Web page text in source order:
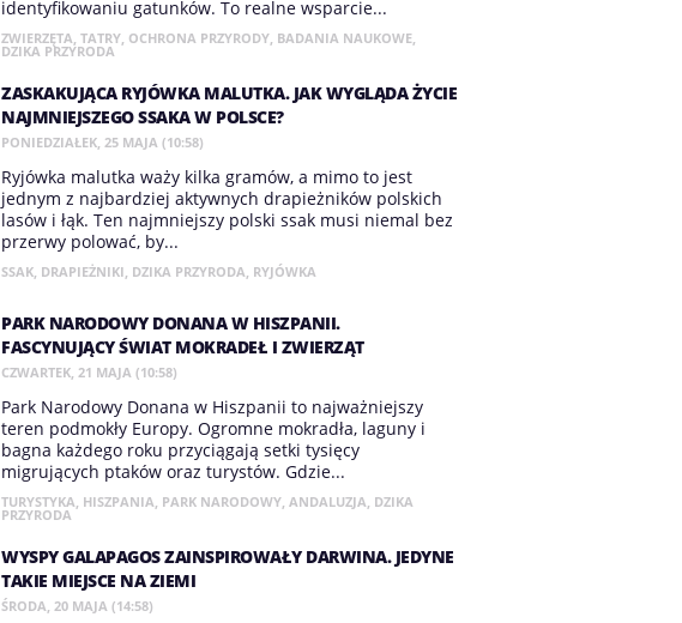
identyfikowaniu gatunków. To realne wsparcie...
ZWIERZĘTA, TATRY, OCHRONA PRZYRODY, BADANIA NAUKOWE,
DZIKA PRZYRODA
ZASKAKUJĄCA RYJÓWKA MALUTKA. JAK WYGLĄDA ŻYCIE
NAJMNIEJSZEGO SSAKA W POLSCE?
PONIEDZIAŁEK, 25 MAJA (10:58)
Ryjówka malutka waży kilka gramów, a mimo to jest
jednym z najbardziej aktywnych drapieżników polskich
lasów i łąk. Ten najmniejszy polski ssak musi niemal bez
przerwy polować, by...
SSAK, DRAPIEŻNIKI, DZIKA PRZYRODA, RYJÓWKA
PARK NARODOWY DONANA W HISZPANII.
FASCYNUJĄCY ŚWIAT MOKRADEŁ I ZWIERZĄT
CZWARTEK, 21 MAJA (10:58)
Park Narodowy Donana w Hiszpanii to najważniejszy
teren podmokły Europy. Ogromne mokradła, laguny i
bagna każdego roku przyciągają setki tysięcy
migrujących ptaków oraz turystów. Gdzie...
TURYSTYKA, HISZPANIA, PARK NARODOWY, ANDALUZJA, DZIKA
PRZYRODA
WYSPY GALAPAGOS ZAINSPIROWAŁY DARWINA. JEDYNE
TAKIE MIEJSCE NA ZIEMI
ŚRODA, 20 MAJA (14:58)